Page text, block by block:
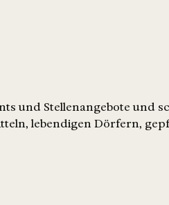
und Stellenangebote und
lebendigen Dörfern,